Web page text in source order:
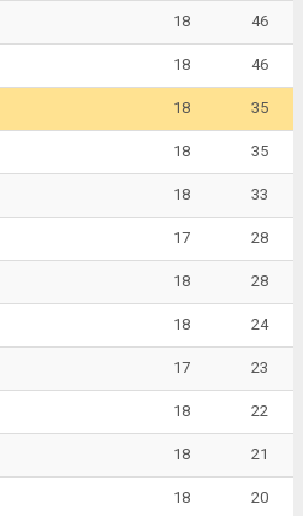
18 46
18 46
18 35
18 35
18 33
17 28
18 28
18 24
17 23
18 22
18 21
18 20